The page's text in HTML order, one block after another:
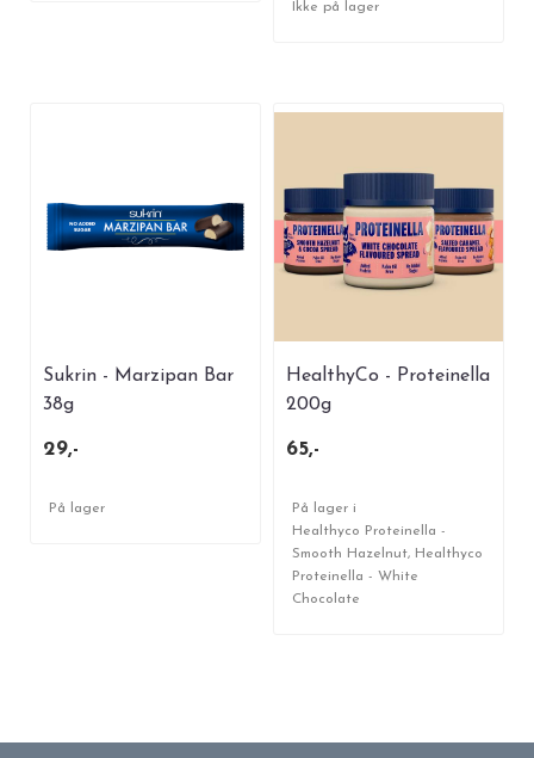
Ikke på lager
Sukrin - Marzipan Bar
38g
29,-
På lager
HealthyCo - Proteinella
200g
65,-
På lager i
Healthyco Proteinella -
Smooth Hazelnut, Healthyco
Proteinella - White
Chocolate